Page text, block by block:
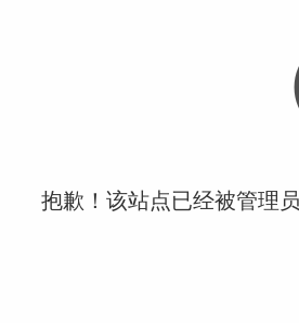
抱歉！该站点已经被管理